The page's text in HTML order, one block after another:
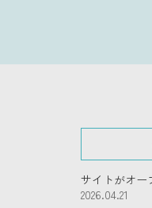
サイトがオー
2026.04.21